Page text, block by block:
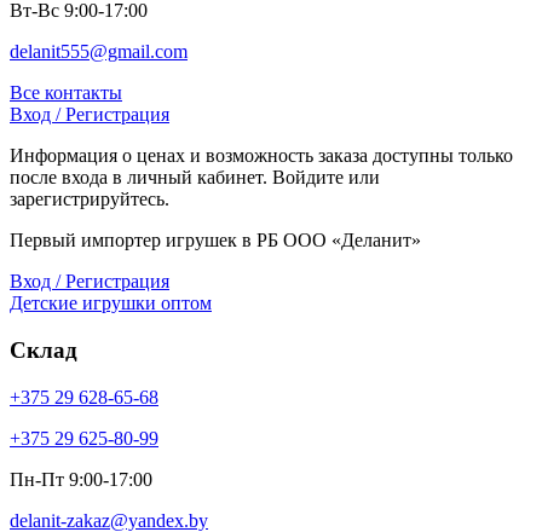
Вт-Вс 9:00-17:00
delanit555@gmail.com
Все контакты
Вход / Регистрация
Информация о ценах и возможность заказа доступны только
после входа в личный кабинет. Войдите или
зарегистрируйтесь.
Первый импортер игрушек в РБ ООО «Деланит»
Вход / Регистрация
Детские игрушки оптом
Склад
+375 29 628-65-68
+375 29 625-80-99
Пн-Пт 9:00-17:00
delanit-zakaz@yandex.by